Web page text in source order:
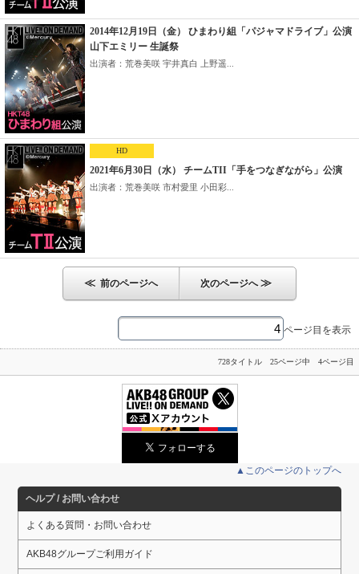
2014年12月19日（金） ひまわり組「パジャマドライブ」公演
山下エミリー 生誕祭
出演者：荒巻美咲 宇井真白 上野遥...
HD
2021年6月30日（水） チームTII「手をつなぎながら」公演
出演者：荒巻美咲 市村愛里 小田彩...
≪ 前のページへ 次のページへ≫
ページ目を表示
728タイトル 25ページ中 4ページ目
▲このページのトップへ
ヘルプ / お問い合わせ
よくある質問・お問い合わせ
AKB48グループご利用ガイド